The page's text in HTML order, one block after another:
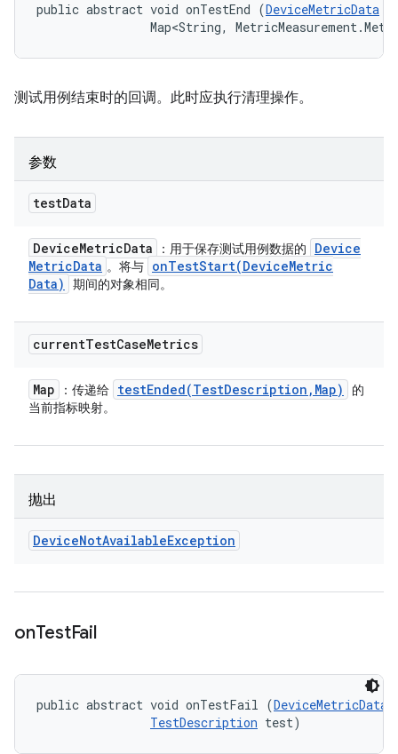
public abstract void onTestEnd (DeviceMetricData
Map<String,
测试用例结束时的回调。此时应执行清理操作。
参数
testData
DeviceMetricData ：用于保存测试用例数据的
Device
MetricData 。将与 onTestStart(DeviceMetric
Data)
期间的对象相同。
currentTestCaseMetrics
Map ：传递给 testEnded(TestDescription , Map)
的
当前指标映射。
抛出
DeviceNotAvailableException
onTestFail
public abstract void onTestFail (DeviceMetricData
TestDescription test)